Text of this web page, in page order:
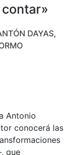
DAYAS,
Antonio
conocerá las
que